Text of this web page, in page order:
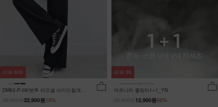
DM62-P-08/븐투 리오셀 사이드절개팬
15%
32,900원
리뷰 605
아르니카 쿨링티1+1_YN
50%
12,900원
리뷰 36